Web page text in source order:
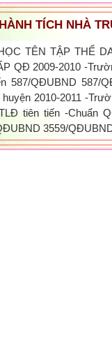
TÍCH NHÀ
TÊN TẬP THỂ
QĐ 2009-2010 -
587/QĐUBND 587/
huyện 2010-2011 -
tiên tiến -Chuẩn
3559/